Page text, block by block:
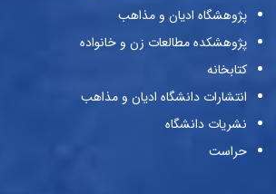
پژوهشگاه ادیان و مذاهب
پژوهشکده مطالعات زن و خانواده
کتابخانه
انتشارات دانشگاه ادیان و مذاهب
نشریات دانشگاه
حراست